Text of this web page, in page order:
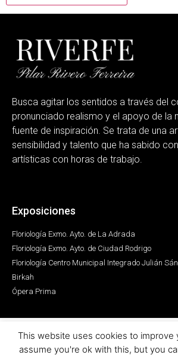
Busca agitar los sentidos a través del
pronunciado realismo y el apoyo de la
fuente de inspiración. Se trata de una
sensibilidad y talento que ha sabido
artísticas con horas de trabajo.
Exposiciones
Floriología Exmo. Ayto. de La Adrada
Floriología Exmo. Ayto. de Ciudad Rodrigo
Floriología Centro Municipal Integrado Julián
Birkah
Ópera Prima
This website uses cookies to improve
assume you're ok with this, but you